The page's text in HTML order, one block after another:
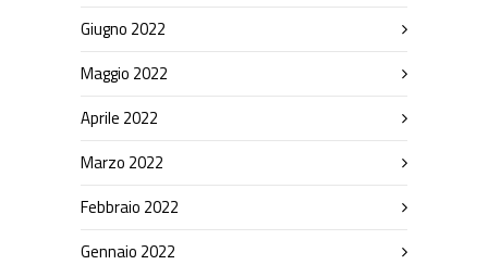
Giugno 2022
Maggio 2022
Aprile 2022
Marzo 2022
Febbraio 2022
Gennaio 2022